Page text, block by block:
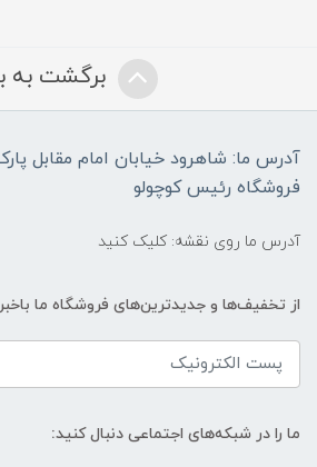
برگشت به
آدرس ما: شاهرود خیابان امام مقابل
فروشگاه رئیس کوچولو
آدرس ما روی نقشه: کلیک کنید
از تخفیف‌ها و جدیدترین‌های فروشگاه ما
ما را در شبکه‌های اجتماعی دنبال کنید: